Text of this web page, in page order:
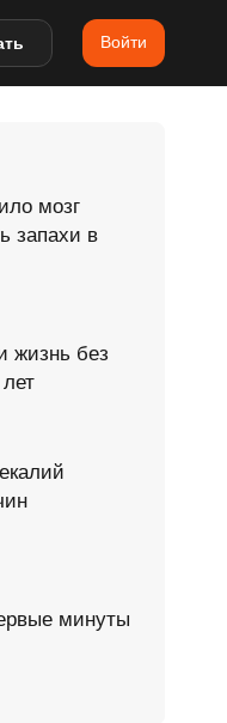
Войти
мозг
запахи в
жизнь без
минуты